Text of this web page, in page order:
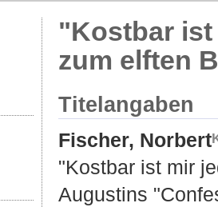
"Kostbar ist
zum elften
Titelangaben
Fischer, Norbert
"Kostbar ist mir
Augustins